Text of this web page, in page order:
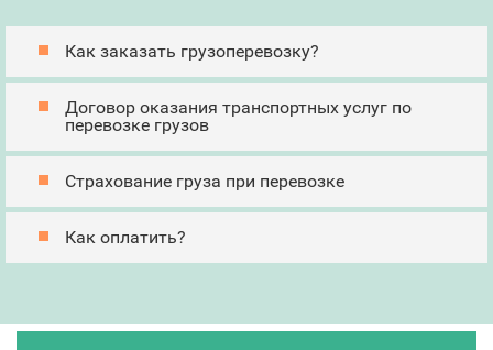
Как заказать грузоперевозку?
Договор оказания транспортных услуг по
перевозке грузов
Страхование груза при перевозке
Как оплатить?